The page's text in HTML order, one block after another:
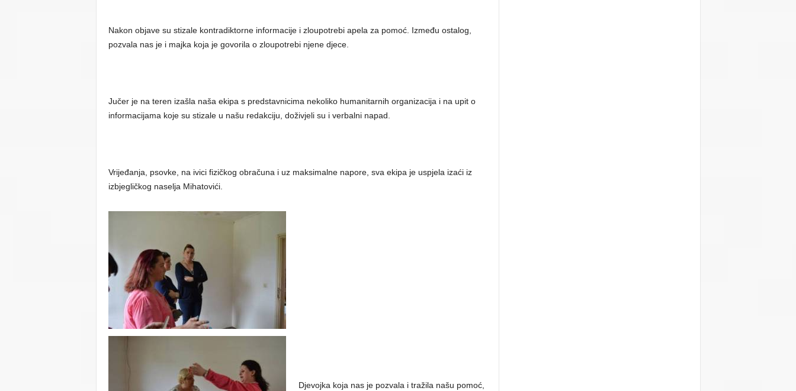
Nakon objave su stizale kontradiktorne informacije i zloupotrebi apela za pomoć. Između ostalog,
pozvala nas je i majka koja je govorila o zloupotrebi njene djece.
Jučer je na teren izašla naša ekipa s predstavnicima nekoliko humanitarnih organizacija i na upit o
informacijama koje su stizale u našu redakciju, doživjeli su i verbalni napad.
Vrijeđanja, psovke, na ivici fizičkog obračuna i uz maksimalne napore, sva ekipa je uspjela izaći iz
izbjegličkog naselja Mihatovići.
Djevojka koja nas je pozvala i tražila našu pomoć,